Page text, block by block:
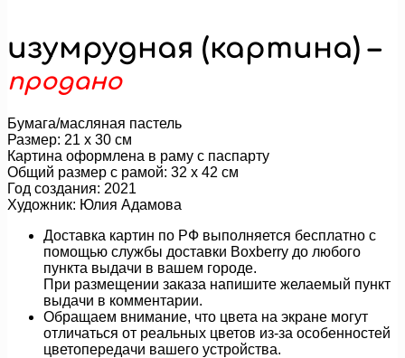
изумрудная (картина) –
продано
Бумага/масляная пастель
Размер: 21 х 30 см
Картина оформлена в раму с паспарту
Общий размер с рамой: 32 х 42 см
Год создания: 2021
Художник: Юлия Адамова
Доставка картин по РФ выполняется бесплатно с
помощью службы доставки Boxberry до любого
пункта выдачи в вашем городе.
При размещении заказа напишите желаемый пункт
выдачи в комментарии.
Обращаем внимание, что цвета на экране могут
отличаться от реальных цветов из-за особенностей
цветопередачи вашего устройства.